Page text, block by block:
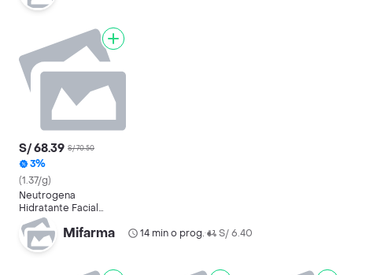
S/ 68.39 S/ 70.50
3%
(1.37/g)
Neutrogena
Hidratante Facial
Hydro Boost
Mifarma 14 min o prog.• S/ 6.40